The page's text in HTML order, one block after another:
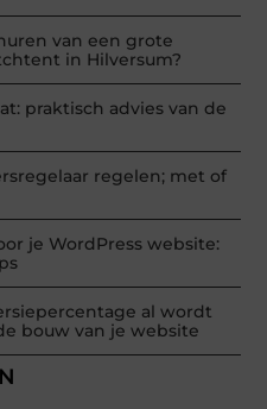
van een grote
in Hilversum?
praktisch advies van de
regelen; met of
je WordPress website:
al wordt
bouw van je website